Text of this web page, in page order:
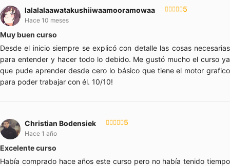
lalalalaawatakushiiwaamooramowaa
Hace 10 meses
5
Muy buen curso
Desde el inicio siempre se explicó con detalle las cosas necesarias
para entender y hacer todo lo debido. Me gustó mucho el curso ya
que pude aprender desde cero lo básico que tiene el motor grafico
para poder trabajar con él. 10/10!
Christian Bodensiek
Hace 1 año
5
Excelente curso
Había comprado hace años este curso pero no había tenido tiempo